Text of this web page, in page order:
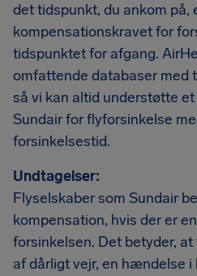
det tidspunkt, du ankom på,
kompensationskravet for
tidspunktet for afgang.
omfattende databaser
så vi kan altid understøtte
Sundair for flyforsinkelse
forsinkelsestid.
Undtagelser:
Flyselskaber som Sundair
kompensation, hvis der er
forsinkelsen. Det betyder,
af dårligt vejr, en hændelse